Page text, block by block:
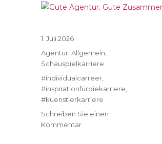
Veröffentlicht
1. Juli 2026
Kategorien
Agentur ,Allgemein
Schauspielkarriere
Schlagwörter
#individualcarreer
#inspirationfürdiekarriere
#kuenstlerkarriere
Schreiben Sie einen
Kommentarzu